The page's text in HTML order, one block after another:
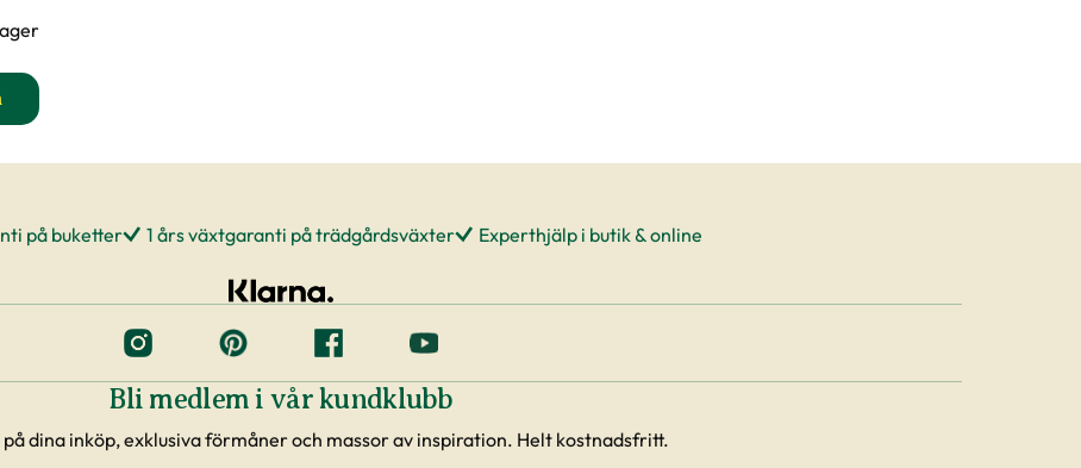
för gröna växter produktsida
på buketter 1 års växtgaranti på trädgårdsväxter Experthjälp i butik & online
Bli medlem i vår kundklubb
på dina inköp, exklusiva förmåner och massor av inspiration. Helt kostnadsfritt.